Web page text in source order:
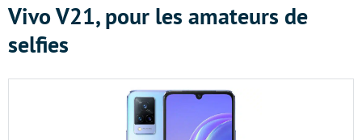
Vivo V21, pour les amateurs de
selfies